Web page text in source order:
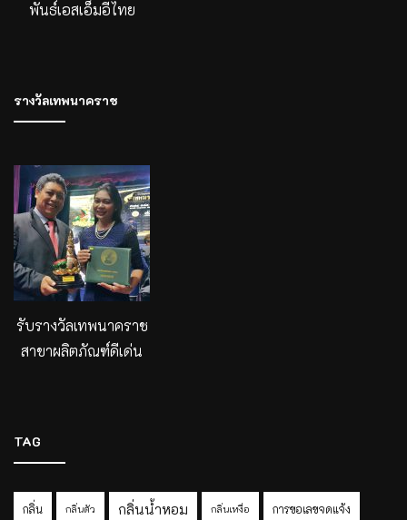
พันธ์เอสเอ็มอีไทย
รางวัลเทพนาคราช
รับรางวัลเทพนาคราช
สาขาผลิตภัณฑ์ดีเด่น
TAG
กลิ่น กลิ่นตัว กลิ่นน้ำหอม กลิ่นเหงื่อ การขอเลขจดแจ้ง